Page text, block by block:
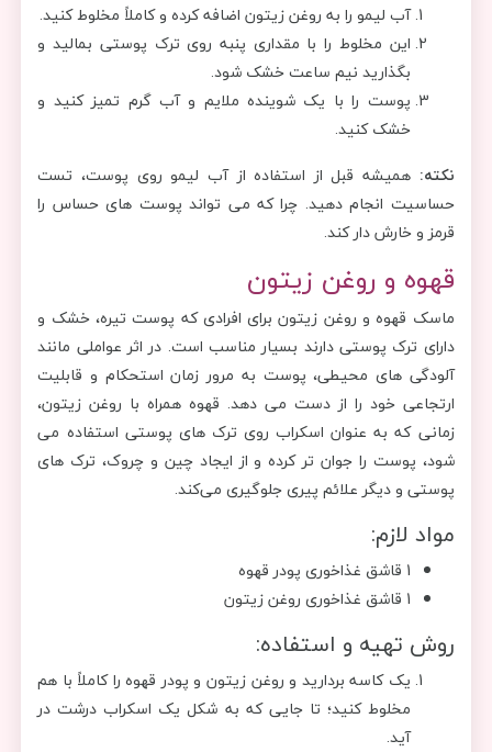
آب لیمو را به روغن زیتون اضافه کرده و کاملاً مخلوط کنید.
این مخلوط را با مقداری پنبه روی ترک پوستی بمالید و
بگذارید نیم ساعت خشک شود.
پوست را با یک شوینده ملایم و آب گرم تمیز کنید و
خشک کنید.
نکته: همیشه قبل از استفاده از آب لیمو روی پوست، تست
حساسیت انجام دهید. چرا که می تواند پوست های حساس را
قرمز و خارش دار کند.
قهوه و روغن زیتون
ماسک قهوه و روغن زیتون برای افرادی که پوست تیره، خشک و
دارای ترک پوستی دارند بسیار مناسب است. در اثر عواملی مانند
آلودگی های محیطی، پوست به مرور زمان استحکام و قابلیت
ارتجاعی خود را از دست می دهد. قهوه همراه با روغن زیتون،
زمانی که به عنوان اسکراب روی ترک ‌های پوستی استفاده می
‌شود، پوست را جوان ‌تر کرده و از ایجاد چین و چروک، ترک ‌های
پوستی و دیگر علائم پیری جلوگیری می‌کند.
مواد لازم:
1 قاشق غذاخوری پودر قهوه
1 قاشق غذاخوری روغن زیتون
روش تهیه و استفاده:
یک کاسه بردارید و روغن زیتون و پودر قهوه را کاملاً با هم
مخلوط کنید؛ تا جایی که به شکل یک اسکراب درشت در
آید.